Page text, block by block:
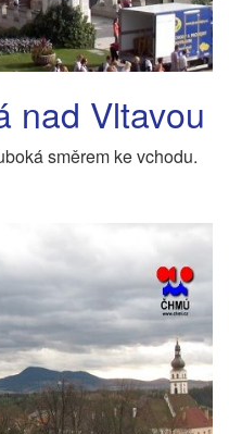
nad Vltavou
směrem ke vchodu.